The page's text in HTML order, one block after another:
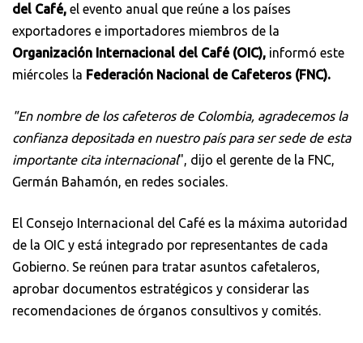
del Café, el evento anual que reúne a los países
exportadores e importadores miembros de la
Organización Internacional del Café (OIC), informó este
miércoles la Federación Nacional de Cafeteros (FNC).
"En nombre de los cafeteros de Colombia, agradecemos la
confianza depositada en nuestro país para ser sede de esta
importante cita internacional", dijo el gerente de la FNC,
Germán Bahamón, en redes sociales.
El Consejo Internacional del Café es la máxima autoridad
de la OIC y está integrado por representantes de cada
Gobierno. Se reúnen para tratar asuntos cafetaleros,
aprobar documentos estratégicos y considerar las
recomendaciones de órganos consultivos y comités.